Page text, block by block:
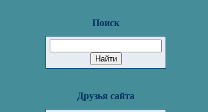
Поиск
Друзья сайта